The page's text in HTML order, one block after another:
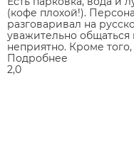
(кофе плохой!).
разговаривал на
уважительно общаться
неприятно. Кроме
Подробнее
2,0